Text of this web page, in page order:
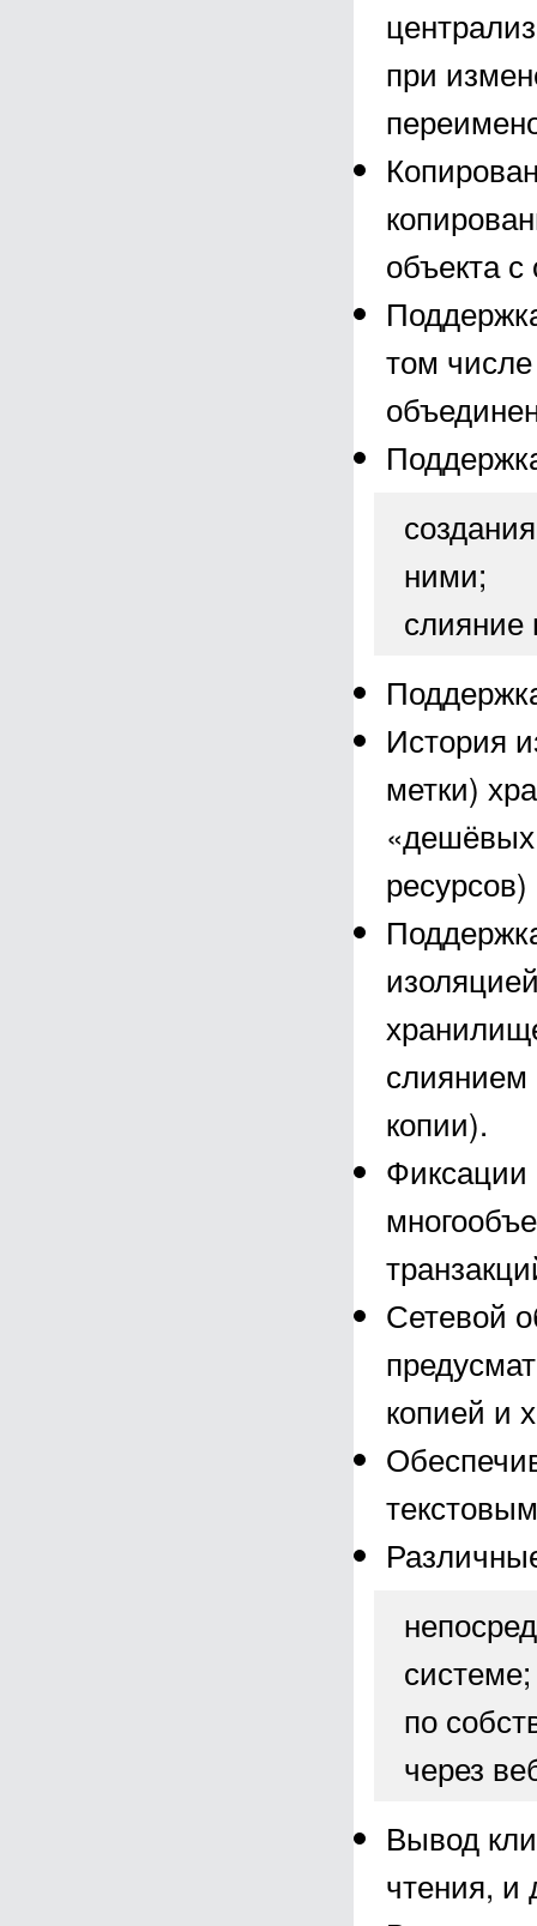
при
объекта
том
ними;
слияние
История
метки)
слиянием
копии).
Сетевой
копией и
системе;
по
через
Вывод
чтения, и